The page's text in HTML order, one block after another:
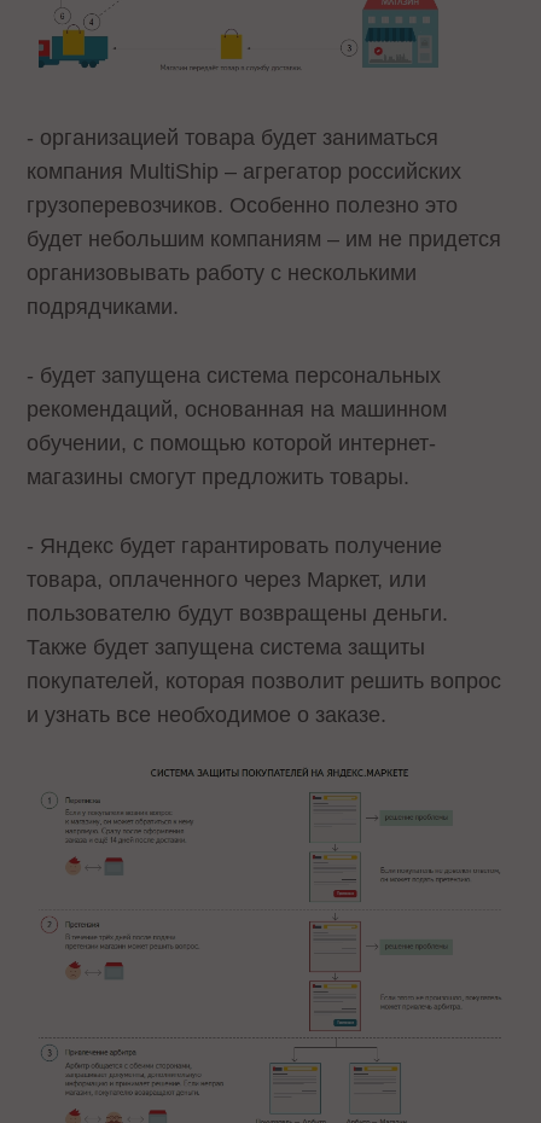
- организацией товара будет заниматься
компания MultiShip – агрегатор российских
грузоперевозчиков. Особенно полезно это
будет небольшим компаниям – им не придется
организовывать работу с несколькими
подрядчиками.
- будет запущена система персональных
рекомендаций, основанная на машинном
обучении, с помощью которой интернет-
магазины смогут предложить товары.
- Яндекс будет гарантировать получение
товара, оплаченного через Маркет, или
пользователю будут возвращены деньги.
Также будет запущена система защиты
покупателей, которая позволит решить вопрос
и узнать все необходимое о заказе.